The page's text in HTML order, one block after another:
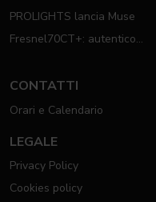
completo rig PROLIGHTS
PROLIGHTS lancia Muse
Fresnel70CT+: autentico
CONTATTI
Orari e Calendario
LEGALE
Privacy Policy
Cookies policy